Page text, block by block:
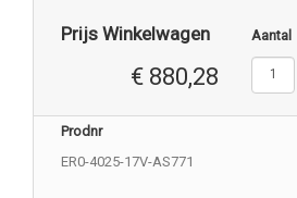
Prijs Winkelwagen
€ 880,28
Aantal
Prodnr
ER0-4025-17V-AS771